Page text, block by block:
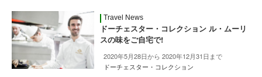
Travel News
ドーチェスター・コレクション ル・ムーリ
スの味をご自宅で!
2020年5月28日から 2020年12月31日まで
ドーチェスター・コレクション